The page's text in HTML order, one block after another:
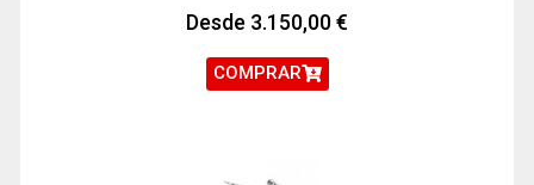
Desde 3.150,00€
COMPRAR